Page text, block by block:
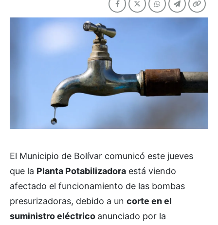
El Municipio de Bolívar comunicó este jueves
que la Planta Potabilizadora está viendo
afectado el funcionamiento de las bombas
presurizadoras, debido a un corte en el
suministro eléctrico anunciado por la